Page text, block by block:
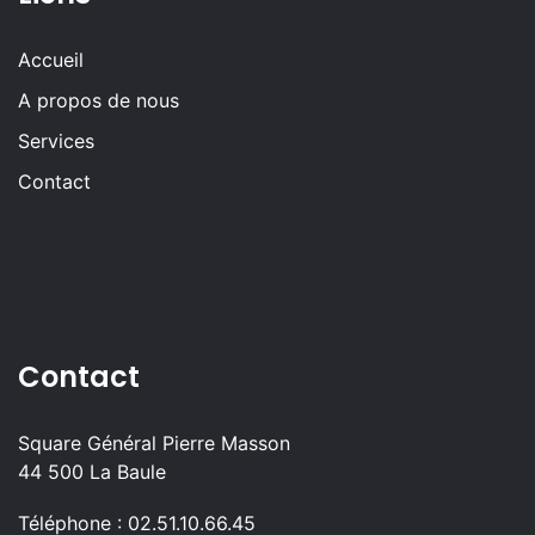
Accueil
A propos de nous
Services
Contact
Contact
Square Général Pierre Masson
44 500 La Baule
Téléphone : 02.51.10.66.45